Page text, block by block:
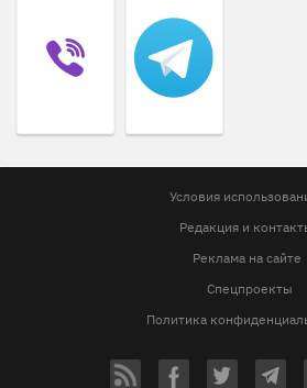
Условия
Редакция и
Реклама на сайте
Спецпроекты
Политика